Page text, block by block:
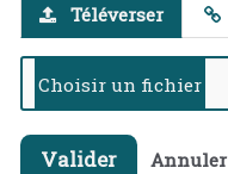
Téléverser
Valider Annuler